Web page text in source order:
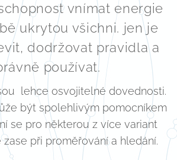
vnímat energie
ukrytou všichni. jen je
dodržovat pravidla a
používat.
lehce osvojitelné dovednosti.
být spolehlivým pomocníkem
se pro některou z více variant
při proměřování a hledání.